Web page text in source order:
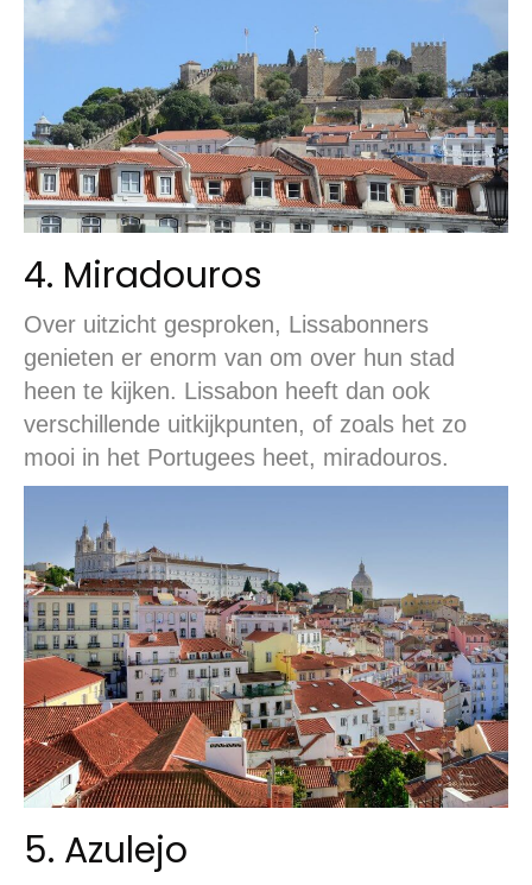
4. Miradouros
Over uitzicht gesproken, Lissabonners
genieten er enorm van om over hun stad
heen te kijken. Lissabon heeft dan ook
verschillende uitkijkpunten, of zoals het zo
mooi in het Portugees heet, miradouros.
5. Azulejo